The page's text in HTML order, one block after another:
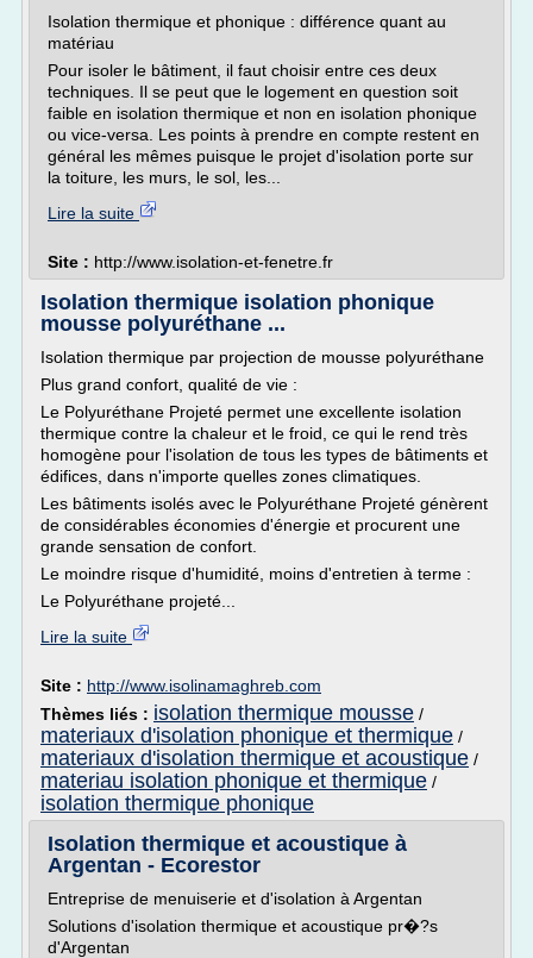
Isolation thermique et phonique : différence quant au
matériau
Pour isoler le bâtiment, il faut choisir entre ces deux
techniques. Il se peut que le logement en question soit
faible en isolation thermique et non en isolation phonique
ou vice-versa. Les points à prendre en compte restent en
général les mêmes puisque le projet d'isolation porte sur
la toiture, les murs, le sol, les...
Lire la suite
Site : http://www.isolation-et-fenetre.fr
Isolation thermique isolation phonique
mousse polyuréthane ...
Isolation thermique par projection de mousse polyuréthane
Plus grand confort, qualité de vie :
Le Polyuréthane Projeté permet une excellente isolation
thermique contre la chaleur et le froid, ce qui le rend très
homogène pour l'isolation de tous les types de bâtiments et
édifices, dans n'importe quelles zones climatiques.
Les bâtiments isolés avec le Polyuréthane Projeté génèrent
de considérables économies d'énergie et procurent une
grande sensation de confort.
Le moindre risque d'humidité, moins d'entretien à terme :
Le Polyuréthane projeté...
Lire la suite
Site : http://www.isolinamaghreb.com
Thèmes liés : isolation thermique mousse /
materiaux d'isolation phonique et thermique /
materiaux d'isolation thermique et acoustique /
materiau isolation phonique et thermique /
isolation thermique phonique
Isolation thermique et acoustique à
Argentan - Ecorestor
Entreprise de menuiserie et d'isolation à Argentan
Solutions d'isolation thermique et acoustique pr�?s
d'Argentan